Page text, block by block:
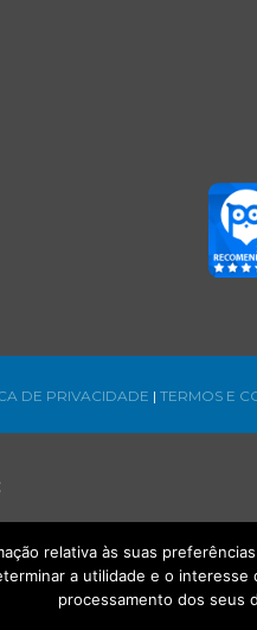
DE PRIVACIDADE | TERMOS E
relativa às suas
a utilidade e o
processamento dos seus